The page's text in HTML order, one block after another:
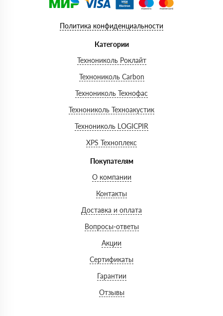
Политика конфиденциальности
Категории
Технониколь Роклайт
Технониколь Carbon
Технониколь Технофас
Технониколь Техноакустик
Технониколь LOGICPIR
XPS Техноплекс
Покупателям
О компании
Контакты
Доставка и оплата
Вопросы-ответы
Акции
Сертификаты
Гарантии
Отзывы